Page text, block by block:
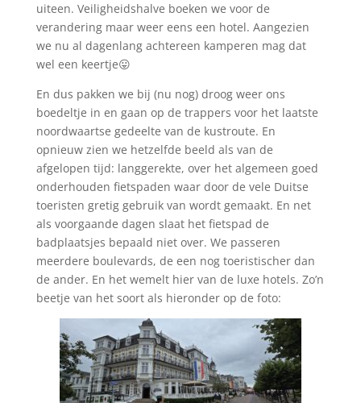
uiteen. Veiligheidshalve boeken we voor de
verandering maar weer eens een hotel. Aangezien
we nu al dagenlang achtereen kamperen mag dat
wel een keertje😛
En dus pakken we bij (nu nog) droog weer ons
boedeltje in en gaan op de trappers voor het laatste
noordwaartse gedeelte van de kustroute. En
opnieuw zien we hetzelfde beeld als van de
afgelopen tijd: langgerekte, over het algemeen goed
onderhouden fietspaden waar door de vele Duitse
toeristen gretig gebruik van wordt gemaakt. En net
als voorgaande dagen slaat het fietspad de
badplaatsjes bepaald niet over. We passeren
meerdere boulevards, de een nog toeristischer dan
de ander. En het wemelt hier van de luxe hotels. Zo’n
beetje van het soort als hieronder op de foto: